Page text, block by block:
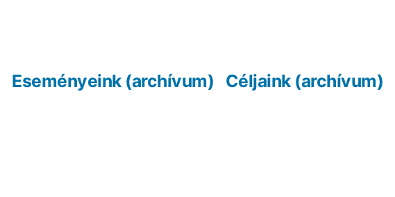
Eseményeink (archívum) Céljaink (archívum)